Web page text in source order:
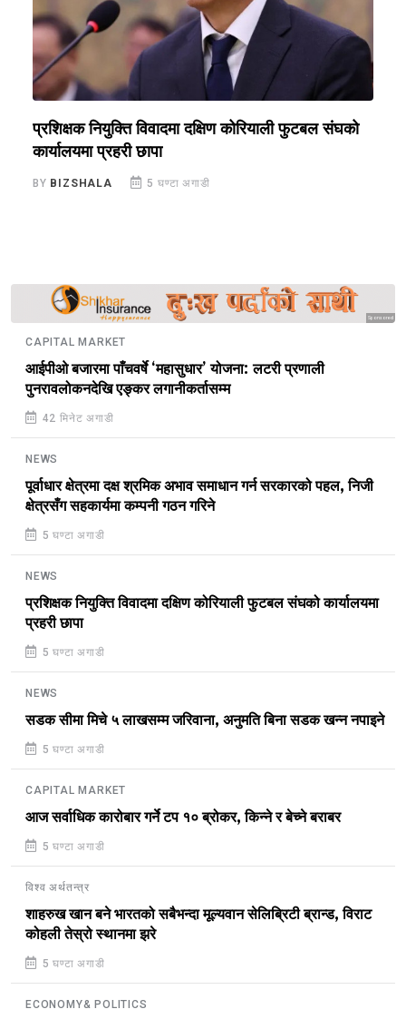
प्रशिक्षक नियुक्ति विवादमा दक्षिण कोरियाली फुटबल संघको
कार्यालयमा प्रहरी छापा
BY BIZSHALA 5 घण्टा अगाडी
Sponsored
CAPITAL MARKET
आईपीओ बजारमा पाँचवर्षे ‘महासुधार’ योजना: लटरी प्रणाली
पुनरावलोकनदेखि एङ्कर लगानीकर्तासम्म
42 मिनेट अगाडी
NEWS
पूर्वाधार क्षेत्रमा दक्ष श्रमिक अभाव समाधान गर्न सरकारको पहल, निजी
क्षेत्रसँग सहकार्यमा कम्पनी गठन गरिने
5 घण्टा अगाडी
NEWS
प्रशिक्षक नियुक्ति विवादमा दक्षिण कोरियाली फुटबल संघको कार्यालयमा
प्रहरी छापा
5 घण्टा अगाडी
NEWS
सडक सीमा मिचे ५ लाखसम्म जरिवाना, अनुमति बिना सडक खन्न नपाइने
5 घण्टा अगाडी
CAPITAL MARKET
आज सर्वाधिक कारोबार गर्ने टप १० ब्रोकर, किन्ने र बेच्ने बराबर
5 घण्टा अगाडी
विश्व अर्थतन्त्र
शाहरुख खान बने भारतको सबैभन्दा मूल्यवान सेलिब्रिटी ब्रान्ड, विराट
कोहली तेस्रो स्थानमा झरे
5 घण्टा अगाडी
ECONOMY& POLITICS